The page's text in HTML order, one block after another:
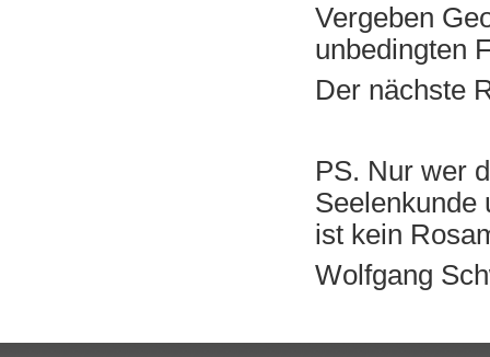
Vergeben
unbedingten
Der nächste
PS. Nur wer
Seelenkunde
ist kein
Wolfgang